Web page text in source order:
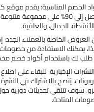
الخصم المناسبة: يقدم موقع
أكواد خصم تصل إلى 90% على مجموعة
الجمال، والعافية.
الخاصة بالعملاء الجدد:
يمكنك الاستفادة من
الإخبارية: للبقاء على
يُنصح بالاشتراك في النشرة
سوف تتلقى تحديثات دورية
المتاحة.